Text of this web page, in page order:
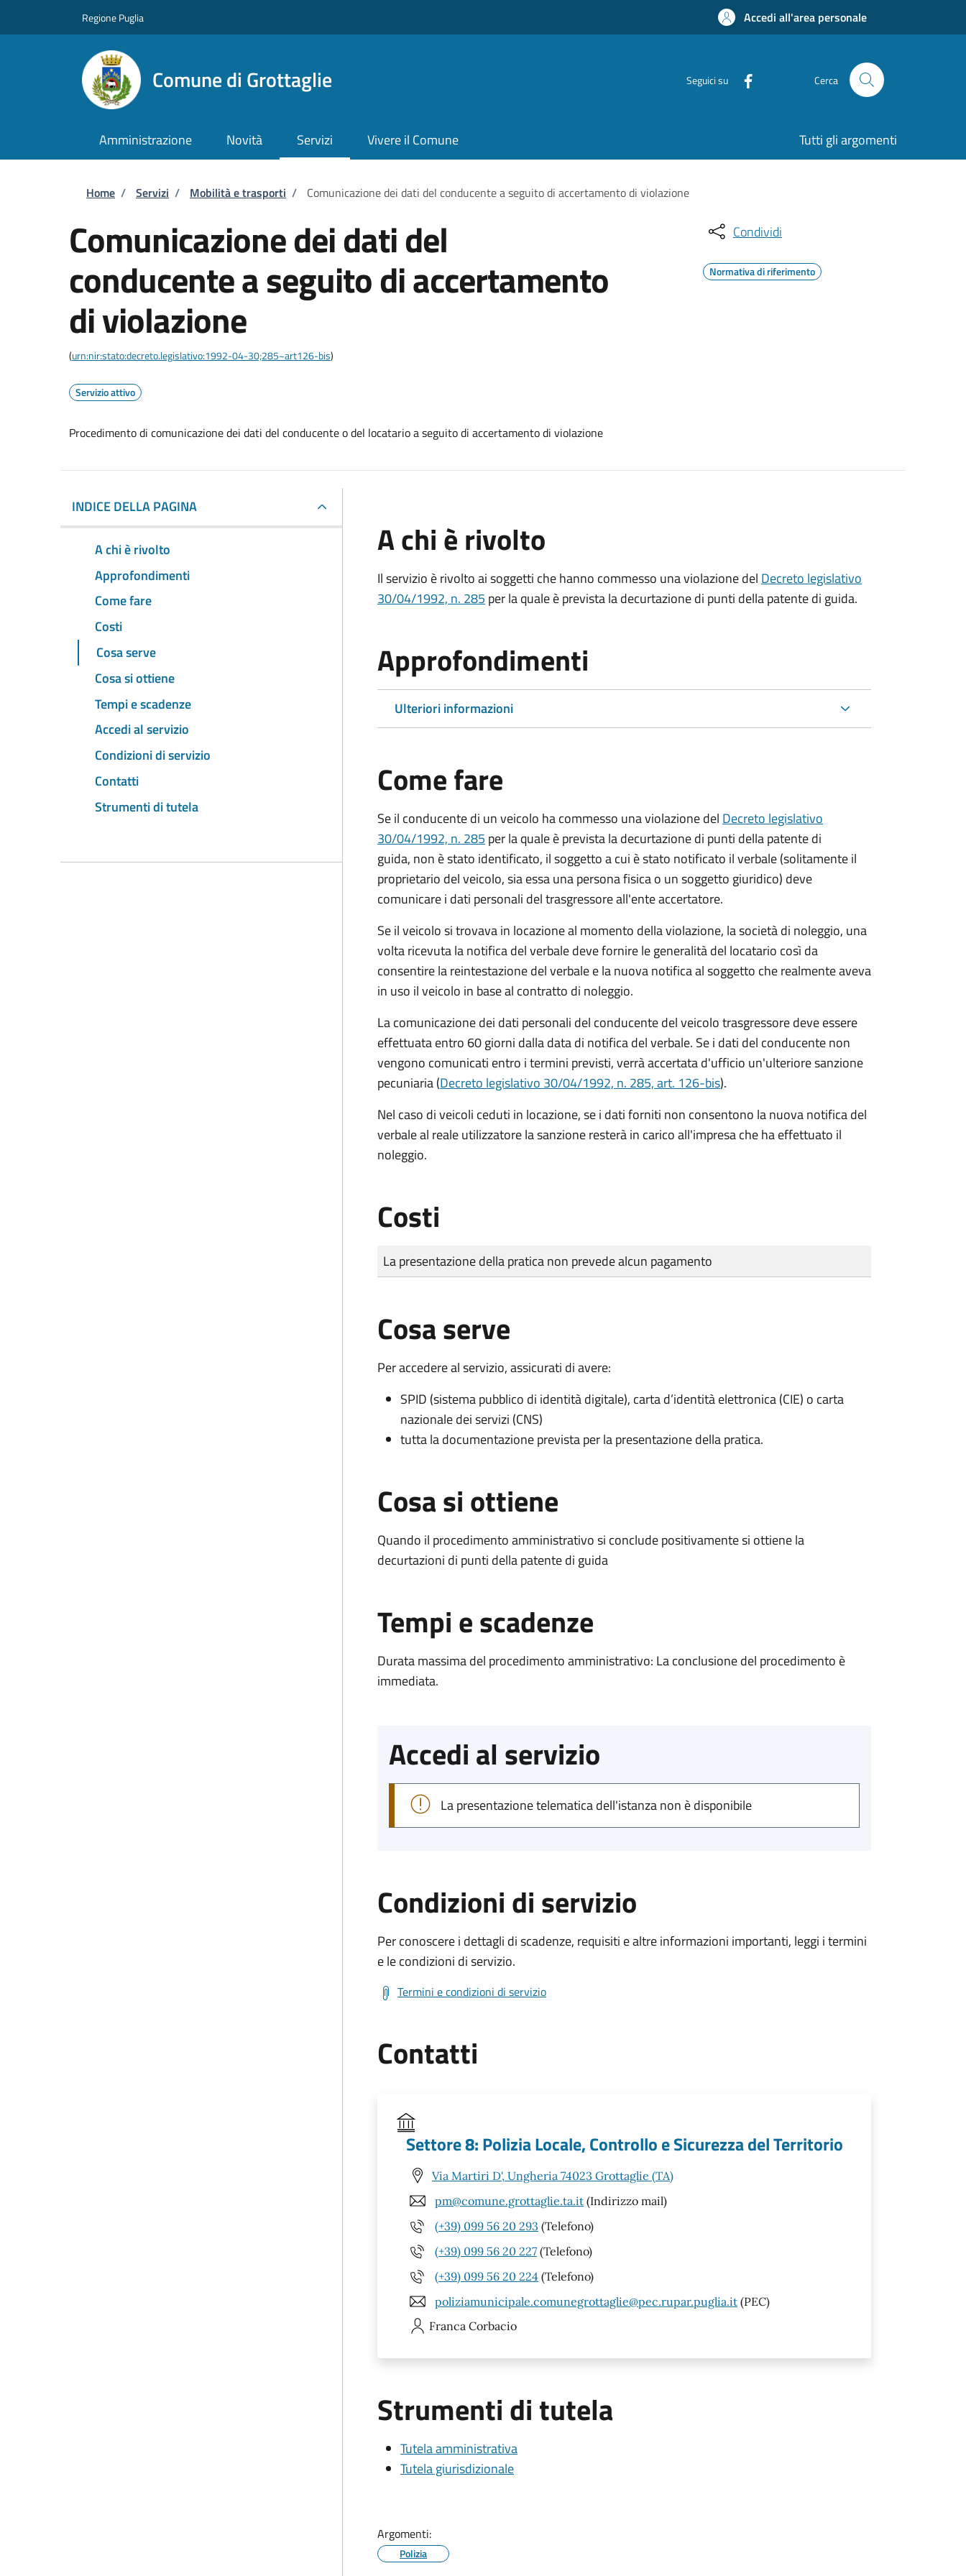
Regione Puglia Accedi all'area personale
Comune di Grottaglie Seguici su Cerca
Amministrazione Novità Servizi Vivere il Comune Tutti gli argomenti
Briciole di pane
Home / Servizi / Mobilità e trasporti / Comunicazione dei dati del conducente a seguito di accertamento di violazione
Comunicazione dei dati del
conducente a seguito di accertamento
di violazione
(urn:nir:stato:decreto.legislativo:1992-04-30;285~art126-bis)
Servizio attivo
Procedimento di comunicazione dei dati del conducente o del locatario a seguito di accertamento di violazione
Condividi
Normativa di riferimento
INDICE DELLA PAGINA
A chi è rivolto
Approfondimenti
Come fare
Costi
Cosa serve
Cosa si ottiene
Tempi e scadenze
Accedi al servizio
Condizioni di servizio
Contatti
Strumenti di tutela
A chi è rivolto
Il servizio è rivolto ai soggetti che hanno commesso una violazione del Decreto legislativo
30/04/1992, n. 285 per la quale è prevista la decurtazione di punti della patente di guida.
Approfondimenti
Ulteriori informazioni
Come fare
Se il conducente di un veicolo ha commesso una violazione del Decreto legislativo
30/04/1992, n. 285 per la quale è prevista la decurtazione di punti della patente di
guida, non è stato identificato, il soggetto a cui è stato notificato il verbale (solitamente il
proprietario del veicolo, sia essa una persona fisica o un soggetto giuridico) deve
comunicare i dati personali del trasgressore all'ente accertatore.
Se il veicolo si trovava in locazione al momento della violazione, la società di noleggio, una
volta ricevuta la notifica del verbale deve fornire le generalità del locatario così da
consentire la reintestazione del verbale e la nuova notifica al soggetto che realmente aveva
in uso il veicolo in base al contratto di noleggio.
La comunicazione dei dati personali del conducente del veicolo trasgressore deve essere
effettuata entro 60 giorni dalla data di notifica del verbale. Se i dati del conducente non
vengono comunicati entro i termini previsti, verrà accertata d'ufficio un'ulteriore sanzione
pecuniaria (Decreto legislativo 30/04/1992, n. 285, art. 126-bis).
Nel caso di veicoli ceduti in locazione, se i dati forniti non consentono la nuova notifica del
verbale al reale utilizzatore la sanzione resterà in carico all'impresa che ha effettuato il
noleggio.
Costi
Tipo di pagamento
Importo
La presentazione della pratica non prevede alcun pagamento
Cosa serve
Per accedere al servizio, assicurati di avere:
SPID (sistema pubblico di identità digitale), carta d’identità elettronica (CIE) o carta
nazionale dei servizi (CNS)
tutta la documentazione prevista per la presentazione della pratica.
Cosa si ottiene
Quando il procedimento amministrativo si conclude positivamente si ottiene la
decurtazioni di punti della patente di guida
Tempi e scadenze
Durata massima del procedimento amministrativo: La conclusione del procedimento è
immediata.
Accedi al servizio
La presentazione telematica dell'istanza non è disponibile
Condizioni di servizio
Per conoscere i dettagli di scadenze, requisiti e altre informazioni importanti, leggi i termini
e le condizioni di servizio.
Termini e condizioni di servizio
Contatti
Settore 8: Polizia Locale, Controllo e Sicurezza del Territorio
Via Martiri D', Ungheria 74023 Grottaglie (TA)
pm@comune.grottaglie.ta.it (Indirizzo mail)
(+39) 099 56 20 293 (Telefono)
(+39) 099 56 20 227 (Telefono)
(+39) 099 56 20 224 (Telefono)
poliziamunicipale.comunegrottaglie@pec.rupar.puglia.it (PEC)
Franca Corbacio
Strumenti di tutela
Tutela amministrativa
Tutela giurisdizionale
Argomenti:
Polizia